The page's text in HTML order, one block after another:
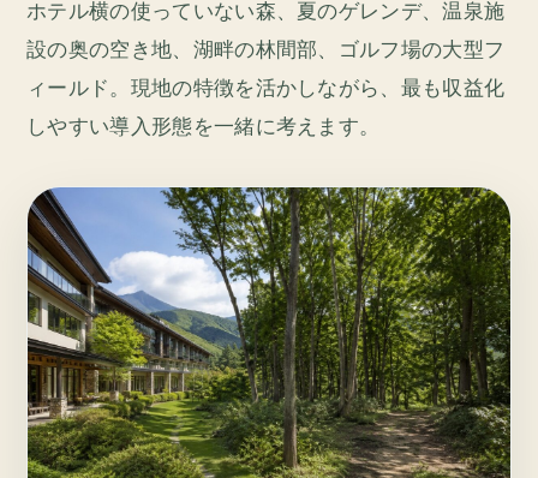
ホテル横の使っていない森、夏のゲレンデ、温泉施
設の奥の空き地、湖畔の林間部、ゴルフ場の大型フ
ィールド。現地の特徴を活かしながら、最も収益化
しやすい導入形態を一緒に考えます。